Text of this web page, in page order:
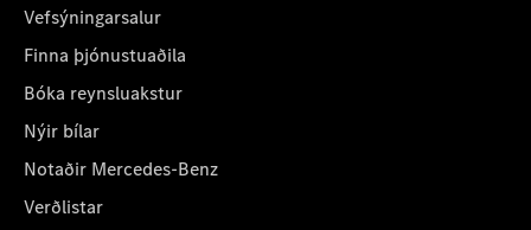
Vefsýningarsalur
Finna þjónustuaðila
Bóka reynsluakstur
Nýir bílar
Notaðir Mercedes-Benz
Verðlistar